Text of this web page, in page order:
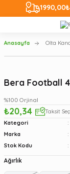
1990,00₺
Anasayfa Olta
Bera Football
%100 Orjinal
₺20,34
Taksit
Kategori
Marka
Stok Kodu
Ağırlık